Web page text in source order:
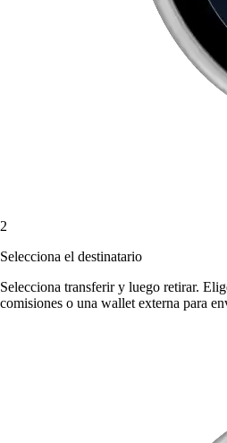
2
Selecciona el destinatario
Selecciona transferir y luego retirar.
comisiones o una wallet externa para